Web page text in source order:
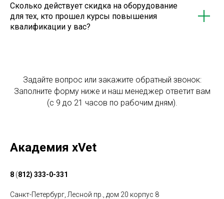
Сколько действует скидка на оборудование
для тех, кто прошел курсы повышения
квалификации у вас?
Задайте вопрос или закажите обратный звонок:
Заполните форму ниже и наш менеджер ответит вам
(с 9 до 21 часов по рабочим дням).
Академия xVet
8 (812) 333-0-331
Санкт-Петербург, Лесной пр., дом 20 корпус 8